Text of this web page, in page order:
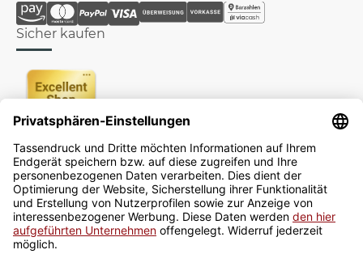
Sicher kaufen
Newsletter